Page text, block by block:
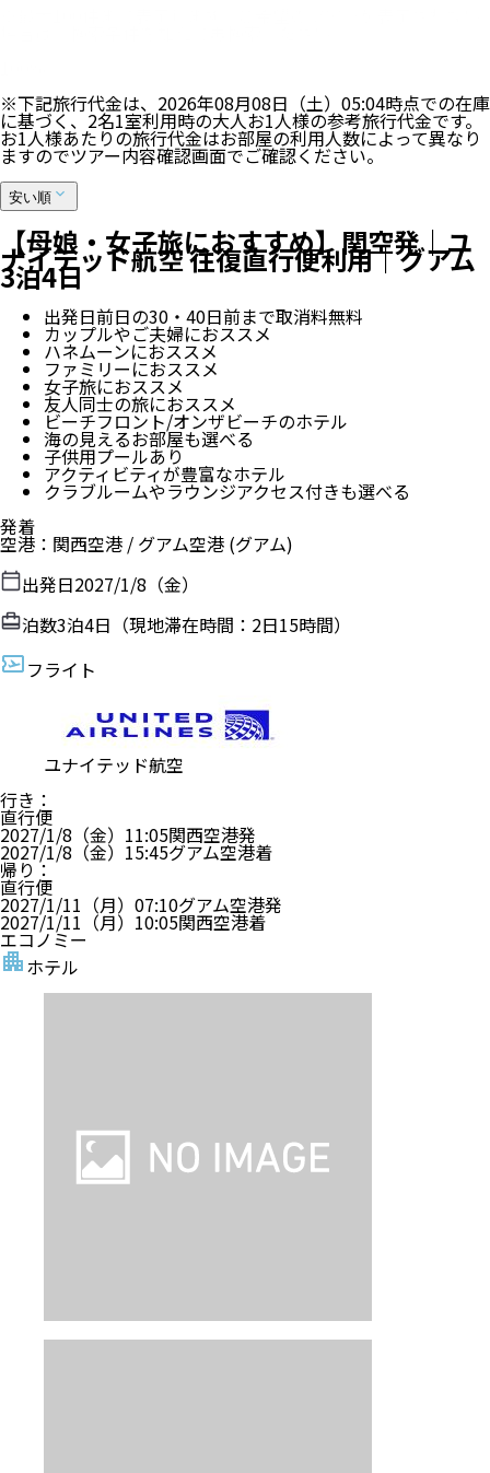
※下記旅行代金は、 2026年08月08日（土）05:04時点での在庫
に基づく、2名1室利用時の大人お1人様の参考旅行代金です。
お1人様あたりの旅行代金はお部屋の利用人数によって異なり
ますのでツアー内容確認画面でご確認ください。
安い順
【母娘・女子旅におすすめ】関空発｜ユ
ナイテッド航空 往復直行便利用｜グアム
3泊4日
出発日前日の30・40日前まで取消料無料
カップルやご夫婦におススメ
ハネムーンにおススメ
ファミリーにおススメ
女子旅におススメ
友人同士の旅におススメ
ビーチフロント/オンザビーチのホテル
海の見えるお部屋も選べる
子供用プールあり
アクティビティが豊富なホテル
クラブルームやラウンジアクセス付きも選べる
発着
空港 ： 関西空港 / グアム空港 (グアム)
出発日2027/1/8（金）
泊数3泊4日（現地滞在時間： 2日15時間）
フライト
ユナイテッド航空
行き ：
直行便
2027/1/8（金） 11:05関西空港発
2027/1/8（金） 15:45グアム空港着
帰り ：
直行便
2027/1/11（月） 07:10グアム空港発
2027/1/11（月） 10:05関西空港着
エコノミー
ホテル